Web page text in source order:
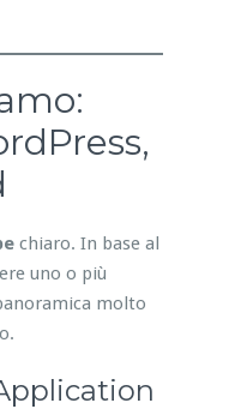
chiaro. In base al
uno o più
molto